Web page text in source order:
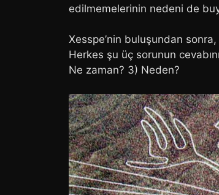
edilmemelerinin nedeni de
Xesspe’nin buluşundan
Herkes şu üç sorunun
Ne zaman? 3) Neden?